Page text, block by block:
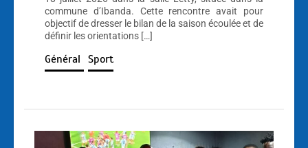
commune d’Ibanda. Cette rencontre avait pour
objectif de dresser le bilan de la saison écoulée et de
définir les orientations […]
Général Sport